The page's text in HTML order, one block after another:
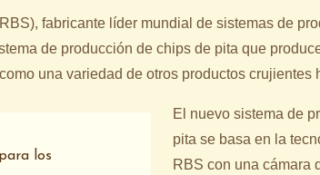
fabricante líder mundial de sistemas de
de producción de chips de pita que
una variedad de otros productos crujientes
los
El nuevo sistema de
pita se basa en la
RBS con una cámara